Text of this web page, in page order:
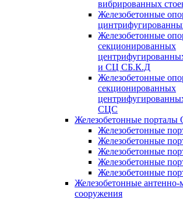
вибрированных
Железобетонные
Железобетонные
секционированных
и СЦ СБ.К.Д
Железобетонные
секционированных
СЦС
Железобетонные
Железобетонные
Железобетонные
Железобетонные
Железобетонные
Железобетонные
Железобетонные антенно-
сооружения